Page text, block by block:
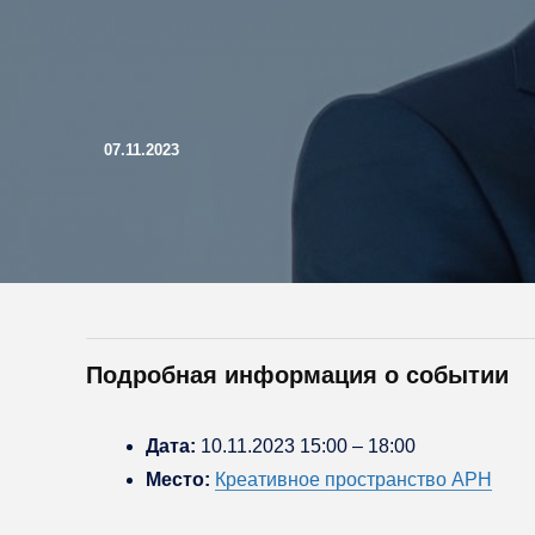
07.11.2023
Подробная информация о событии
Дата: 10.11.2023 15:00 – 18:00
Место: Креативное пространство АРН